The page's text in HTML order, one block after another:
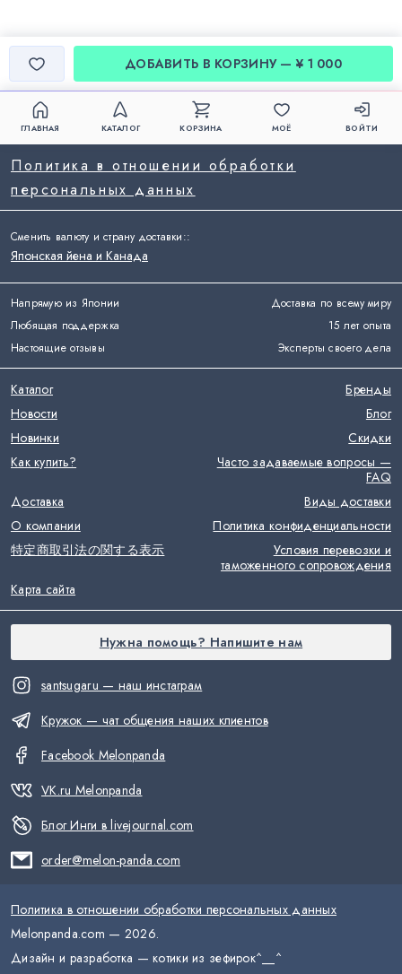
ДОБАВИТЬ В КОРЗИНУ — ¥ 1 000
ГЛАВНАЯ КАТАЛОГ КОРЗИНА МОЁ ВОЙТИ
Напрямую из Японии
Доставка по всему миру
Любящая поддержка
15 лет опыта
Настоящие отзывы
Эксперты своего дела
santsugaru — наш инстаграм
Кружок — чат общения наших клиентов
Facebook Melonpanda
VK.ru Melonpanda
Блог Инги в livejournal.com
order@melon-panda.com
Политика в отношении обработки
персональных данных
Каталог
Бренды
Новости
Блог
Новинки
Скидки
Как купить?
Часто задаваемые вопросы —
FAQ
Доставка
Виды доставки
О компании
Политика конфиденциальности
特定商取引法の関する表示
Условия перевозки и
таможенного сопровождения
Карта сайта
Сменить валюту и страну доставки::
Японская йена и Канада
Нужна помощь? Напишите нам
Политика в отношении обработки персональных данных
Melonpanda.com — 2026.
Дизайн и разработка — котики из зефирок^__^